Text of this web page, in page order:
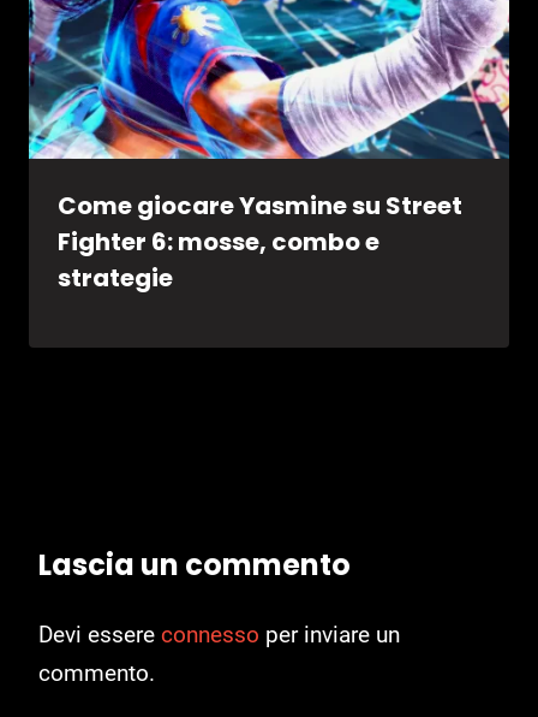
Come giocare Yasmine su Street
Fighter 6: mosse, combo e
strategie
Lascia un commento
Devi essere connesso per inviare un
commento.